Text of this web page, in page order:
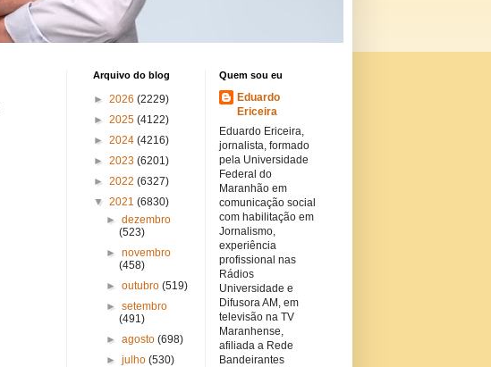
Arquivo do blog
► 2026 (2229)
► 2025 (4122)
► 2024 (4216)
► 2023 (6201)
► 2022 (6327)
▼ 2021 (6830)
► dezembro
(523)
► novembro
(458)
► outubro (519)
► setembro
(491)
► agosto (698)
► julho (530)
Quem sou eu
Eduardo
Ericeira
Eduardo Ericeira,
jornalista, formado
pela Universidade
Federal do
Maranhão em
comunicação social
com habilitação em
Jornalismo,
experiência
profissional nas
Rádios
Universidade e
Difusora AM, em
televisão na TV
Maranhense,
afiliada a Rede
Bandeirantes